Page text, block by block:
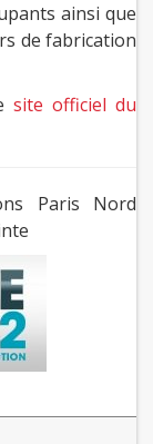
ainsi que
de fabrication
site officiel du
Paris Nord